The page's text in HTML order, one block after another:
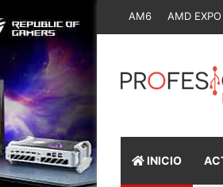
AM6 AMD EXPO
INICIO